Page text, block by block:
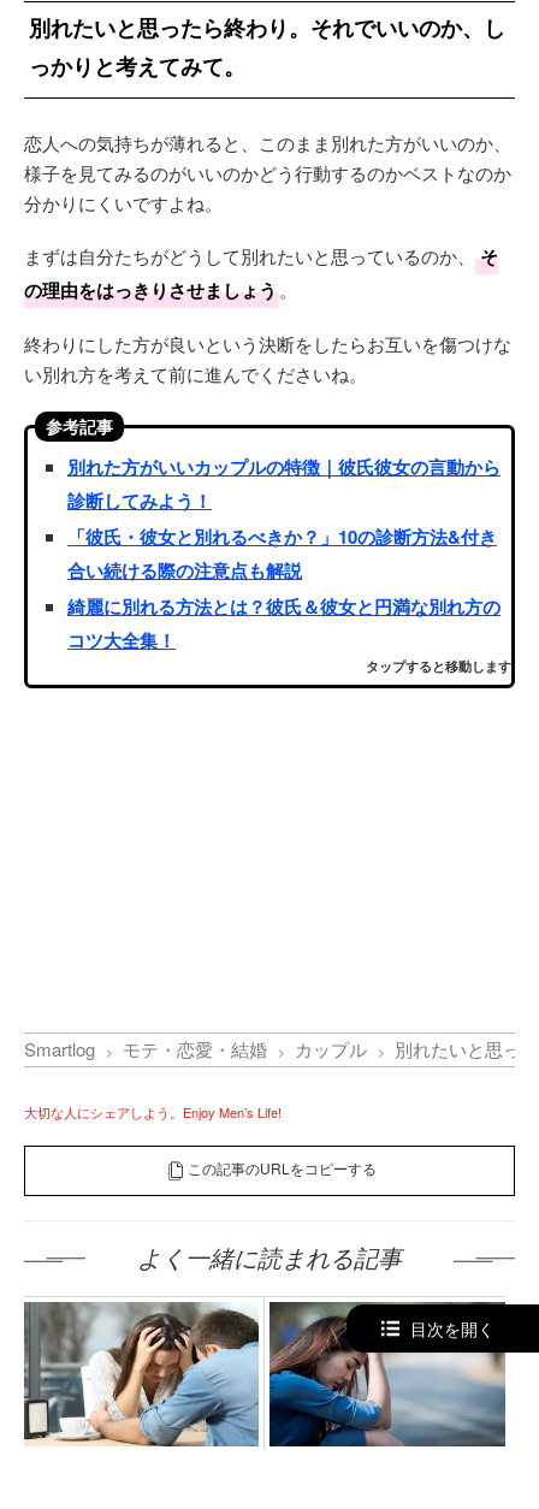
別れたいと思ったら終わり。それでいいのか、し
っかりと考えてみて。
恋人への気持ちが薄れると、このまま別れた方がいいのか、
様子を見てみるのがいいのかどう行動するのかベストなのか
分かりにくいですよね。
まずは自分たちがどうして別れたいと思っているのか、
そ
の理由をはっきりさせましょう。
終わりにした方が良いという決断をしたらお互いを傷つけな
い別れ方を考えて前に進んでくださいね。
参考記事
別れた方がいいカップルの特徴｜彼氏彼女の言動から
診断してみよう！
「彼氏・彼女と別れるべきか？」10の診断方法&付き
合い続ける際の注意点も解説
綺麗に別れる方法とは？彼氏＆彼女と円満な別れ方の
コツ大全集！
タップすると移動します
Smartlog モテ・恋愛・結婚 カップル 別れたいと思っ
大切な人にシェアしよう。Enjoy Men’s Life!
この記事のURLをコピーする
よく一緒に読まれる記事
目次を開く